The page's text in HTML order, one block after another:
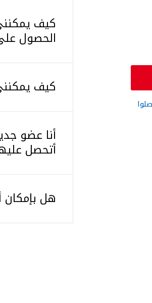
كيف
الحصول
كيف
أنا عضو
أتحصل
هل بإمكان